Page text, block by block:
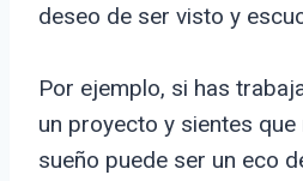
deseo de ser visto y
Por ejemplo, si has
un proyecto y sientes que
sueño puede ser un eco